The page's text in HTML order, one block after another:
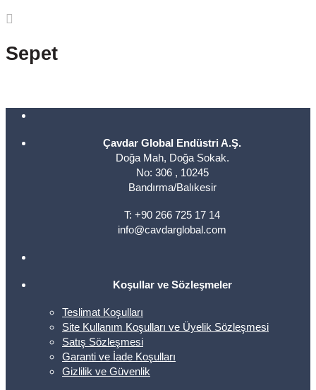
Sepet
Çavdar Global Endüstri A.Ş.
Doğa Mah, Doğa Sokak.
No: 306 , 10245
Bandırma/Balıkesir
T: +90 266 725 17 14
info@cavdarglobal.com
Koşullar ve Sözleşmeler
Teslimat Koşulları
Site Kullanım Koşulları ve Üyelik Sözleşmesi
Satış Sözleşmesi
Garanti ve İade Koşulları
Gizlilik ve Güvenlik